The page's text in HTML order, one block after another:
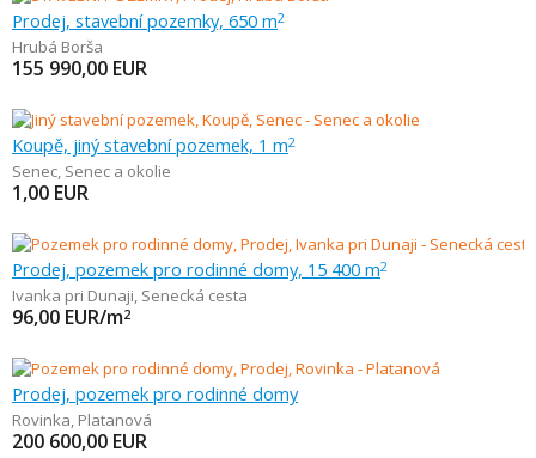
Prodej, stavební pozemky, 650 m2
Hrubá Borša
155 990,00 EUR
Koupě, jiný stavební pozemek, 1 m2
Senec, Senec a okolie
1,00 EUR
Prodej, pozemek pro rodinné domy, 15 400 m2
Ivanka pri Dunaji, Senecká cesta
96,00 EUR/m2
Prodej, pozemek pro rodinné domy
Rovinka, Platanová
200 600,00 EUR